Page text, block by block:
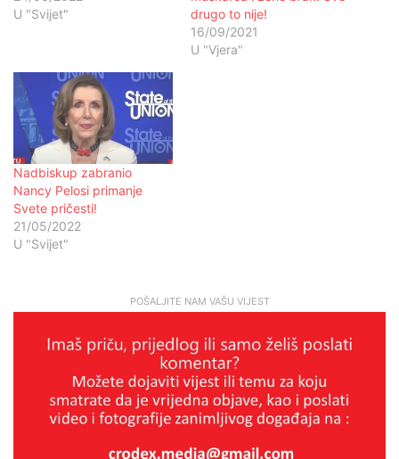
U "Svijet"
drugo to nije!
16/09/2021
U "Vjera"
Nadbiskup zabranio
Nancy Pelosi primanje
Svete pričesti!
21/05/2022
U "Svijet"
POŠALJITE NAM VAŠU VIJEST